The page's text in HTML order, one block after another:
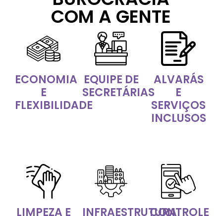
COM A GENTE
ECONOMIA
E
FLEXIBILIDADE
EQUIPE DE
SECRETÁRIAS
ALVARÁS
E
SERVIÇOS
INCLUSOS
LIMPEZA E INFRAESTRUTURACONTROLE